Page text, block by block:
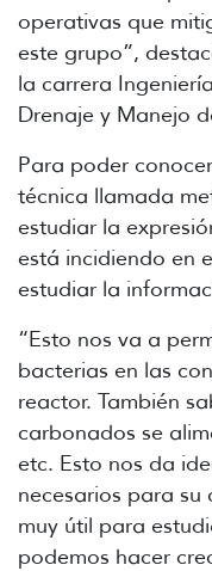
operativas que
este grupo”,
la carrera
Drenaje y Manejo
Para poder
técnica llamada
estudiar la
está incidiendo en
estudiar la
“Esto nos va a
bacterias en las
reactor. También
carbonados se
etc. Esto nos da
necesarios para su
muy útil para
podemos hacer